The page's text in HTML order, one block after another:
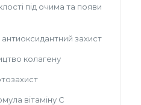
під очима та появи
захист
колагену
вітаміну С